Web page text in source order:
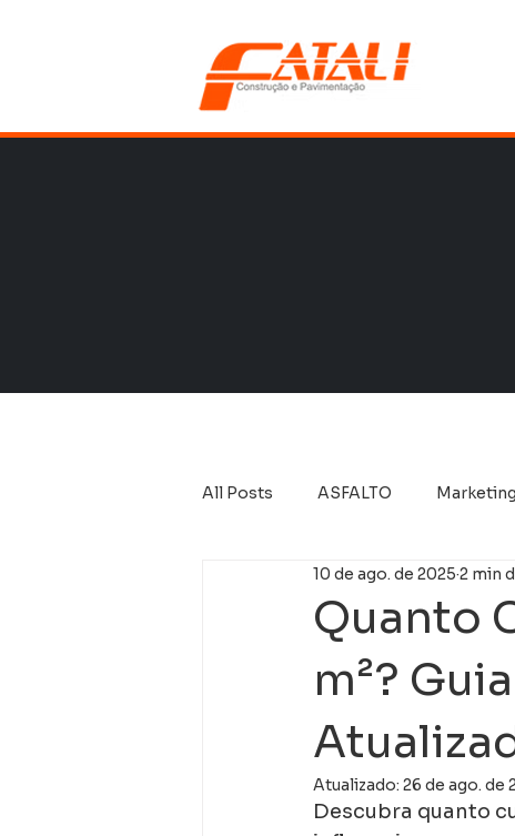
All Posts ASFALTO Marketing
Micro revestimento Nova
Quanto
m²?
10 de ago. de 2025 2 min
Atualizado: 26 de ago. de
Descubra quanto